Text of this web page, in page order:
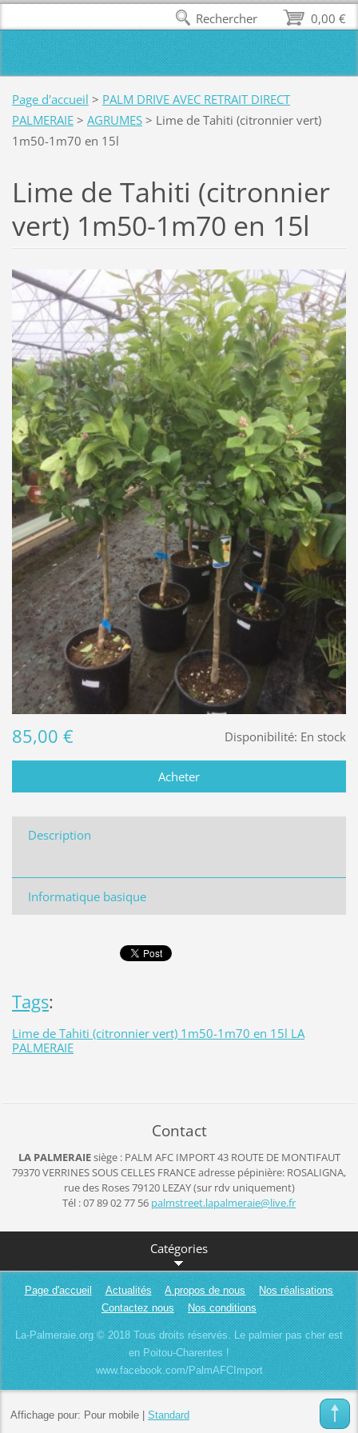
Page d'accueil > PALM DRIVE AVEC RETRAIT DIRECT
PALMERAIE > AGRUMES > Lime de Tahiti (citronnier vert)
1m50-1m70 en 15l
Lime de Tahiti (citronnier
vert) 1m50-1m70 en 15l
Disponibilité: En stock
85,00 €
Description
Informatique basique
Tags:
Lime de Tahiti (citronnier vert) 1m50-1m70 en 15l LA
PALMERAIE
Contact
LA PALMERAIEsiège : PALM AFC IMPORT43 ROUTE DE MONTIFAUT
79370 VERRINES SOUS CELLES FRANCEadresse pépinière: ROSALIGNA,
rue des Roses 79120 LEZAY (sur rdv uniquement)
Tél : 07 89 02 77 56 palmstreet.lapalmeraie@live.fr
Catégories
Page d'accueil Actualités A propos de nous
Nos réalisations
Contactez nous
Nos conditions
La-Palmeraie.org © 2018 Tous droits réservés. Le palmier pas cher est
en Poitou-Charentes !
www.facebook.com/PalmAFCImport
Affichage pour: Pour mobile| Standard
0,00 €
Rechercher